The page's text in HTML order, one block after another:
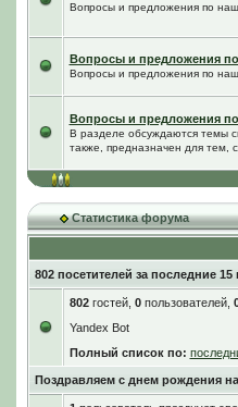
Вопросы и предложения по
Вопросы и предложения
Вопросы и предложения по
Вопросы и предложения по
В разделе обсуждаются темы
также, предназначен для тем,
Статистика форума
802 посетителей за последние 15
802гостей, 0пользователей,
Yandex Bot
Полный список по:
Поздравляем с днем рождения